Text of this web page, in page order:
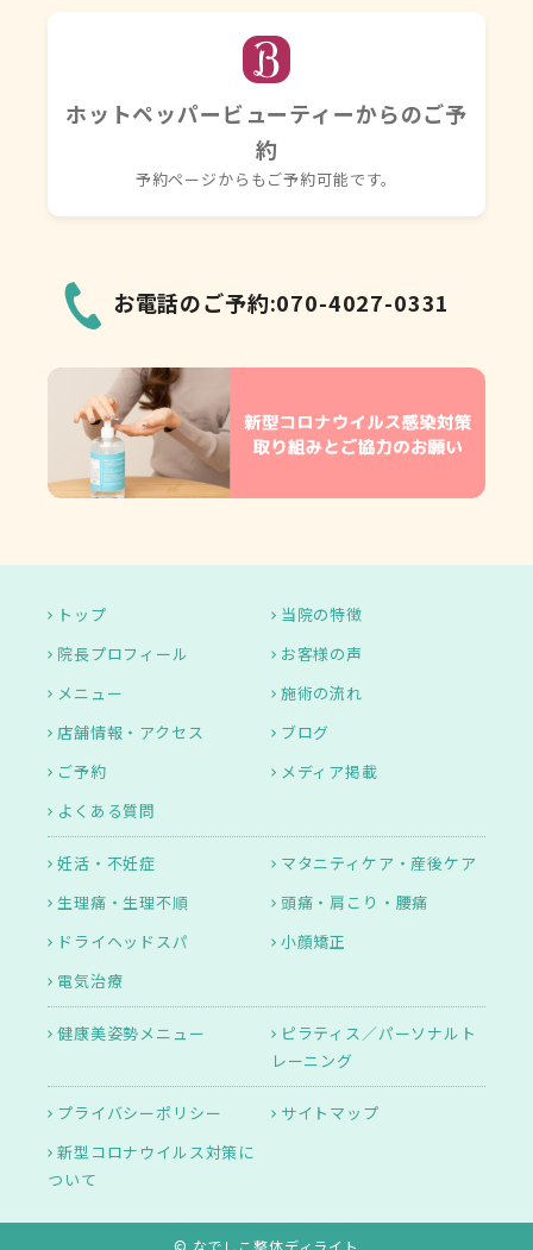
ホットペッパービューティーからのご予
約
予約ページからもご予約可能です。
お電話のご予約:070-4027-0331
トップ
当院の特徴
院長プロフィール
お客様の声
メニュー
施術の流れ
店舗情報・アクセス
ブログ
ご予約
メディア掲載
よくある質問
妊活・不妊症
マタニティケア・産後ケア
生理痛・生理不順
頭痛・肩こり・腰痛
ドライヘッドスパ
小顔矯正
電気治療
健康美姿勢メニュー
ピラティス／パーソナルト
レーニング
プライバシーポリシー
サイトマップ
新型コロナウイルス対策に
ついて